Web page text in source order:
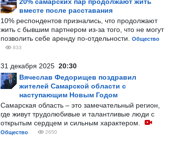
вместе после расставания
10% респондентов признались, что продолжают
жить с бывшим партнером из-за того, что не могут
позволить себе аренду по-отдельности.
Общество
833
31 декабря 2025 20:30
Вячеслав Федорищев поздравил
жителей Самарской области с
наступающим Новым Годом
Самарская область – это замечательный регион,
где живут трудолюбивые и талантливые люди с
открытым сердцем и сильным характером.
Общество 2650